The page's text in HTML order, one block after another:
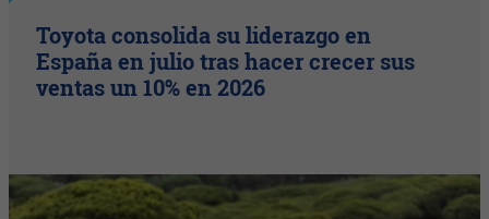
Toyota consolida su liderazgo en
España en julio tras hacer crecer sus
ventas un 10% en 2026